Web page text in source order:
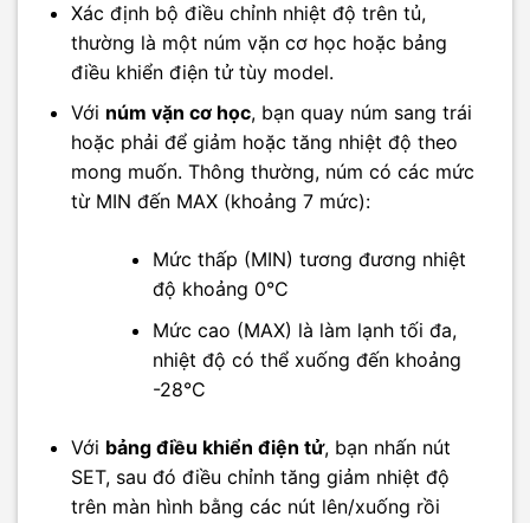
Xác định bộ điều chỉnh nhiệt độ trên tủ,
thường là một núm vặn cơ học hoặc bảng
điều khiển điện tử tùy model.
Với núm vặn cơ học, bạn quay núm sang trái
hoặc phải để giảm hoặc tăng nhiệt độ theo
mong muốn. Thông thường, núm có các mức
từ MIN đến MAX (khoảng 7 mức):
Mức thấp (MIN) tương đương nhiệt
độ khoảng 0°C
Mức cao (MAX) là làm lạnh tối đa,
nhiệt độ có thể xuống đến khoảng
-28°C
Với bảng điều khiển điện tử, bạn nhấn nút
SET, sau đó điều chỉnh tăng giảm nhiệt độ
trên màn hình bằng các nút lên/xuống rồi